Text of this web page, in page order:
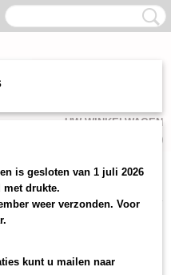
UW WINKELWAGEN
(0)
> ballonnen net
is gesloten van 1 juli 2026
met drukte.
weer verzonden. Voor
kunt u mailen naar